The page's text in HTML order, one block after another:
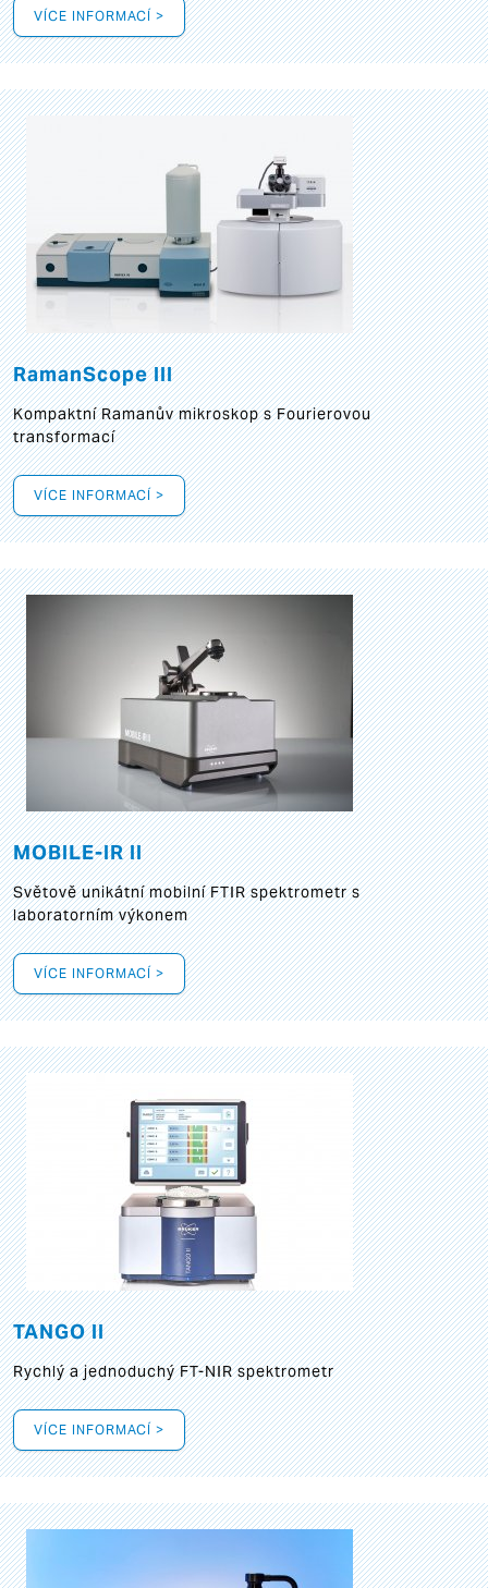
VÍCE INFORMACÍ >
RamanScope III
Kompaktní Ramanův mikroskop s Fourierovou
transformací
VÍCE INFORMACÍ >
MOBILE-IR II
Světově unikátní mobilní FTIR spektrometr s
laboratorním výkonem
VÍCE INFORMACÍ >
TANGO II
Rychlý a jednoduchý FT-NIR spektrometr
VÍCE INFORMACÍ >